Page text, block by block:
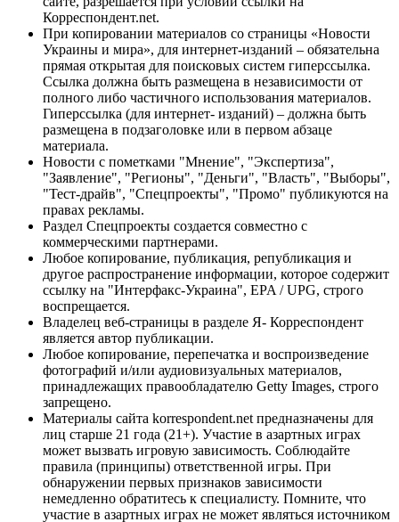
Корреспондент.net.
При копировании материалов со страницы «Новости
Украины и мира», для интернет-изданий – обязательна
прямая открытая для поисковых систем гиперссылка.
Ссылка должна быть размещена в независимости от
полного либо частичного использования материалов.
Гиперссылка (для интернет- изданий) – должна быть
размещена в подзаголовке или в первом абзаце
материала.
Новости с пометками "Мнение", "Экспертиза",
"Заявление", "Регионы", "Деньги", "Власть", "Выборы",
"Тест-драйв", "Спецпроекты", "Промо" публикуются на
правах рекламы.
Раздел Спецпроекты создается совместно с
коммерческими партнерами.
Любое копирование, публикация, републикация и
другое распространение информации, которое содержит
ссылку на "Интерфакс-Украина", EPA / UPG, строго
воспрещается.
Владелец веб-страницы в разделе Я- Корреспондент
является автор публикации.
Любое копирование, перепечатка и воспроизведение
фотографий и/или аудиовизуальных материалов,
принадлежащих правообладателю Getty Images, строго
запрещено.
Материалы сайта korrespondent.net предназначены для
лиц старше 21 года (21+). Участие в азартных играх
может вызвать игровую зависимость. Соблюдайте
правила (принципы) ответственной игры. При
обнаружении первых признаков зависимости
немедленно обратитесь к специалисту. Помните, что
участие в азартных играх не может являться источником